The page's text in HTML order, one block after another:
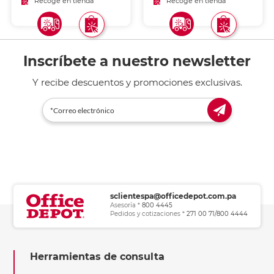
Inscríbete a nuestro newsletter
Y recibe descuentos y promociones exclusivas.
sclientespa@officedepot.com.pa
Asesoría * 800 4445
Pedidos y cotizaciones * 271 00 71/800 4444
Herramientas de consulta